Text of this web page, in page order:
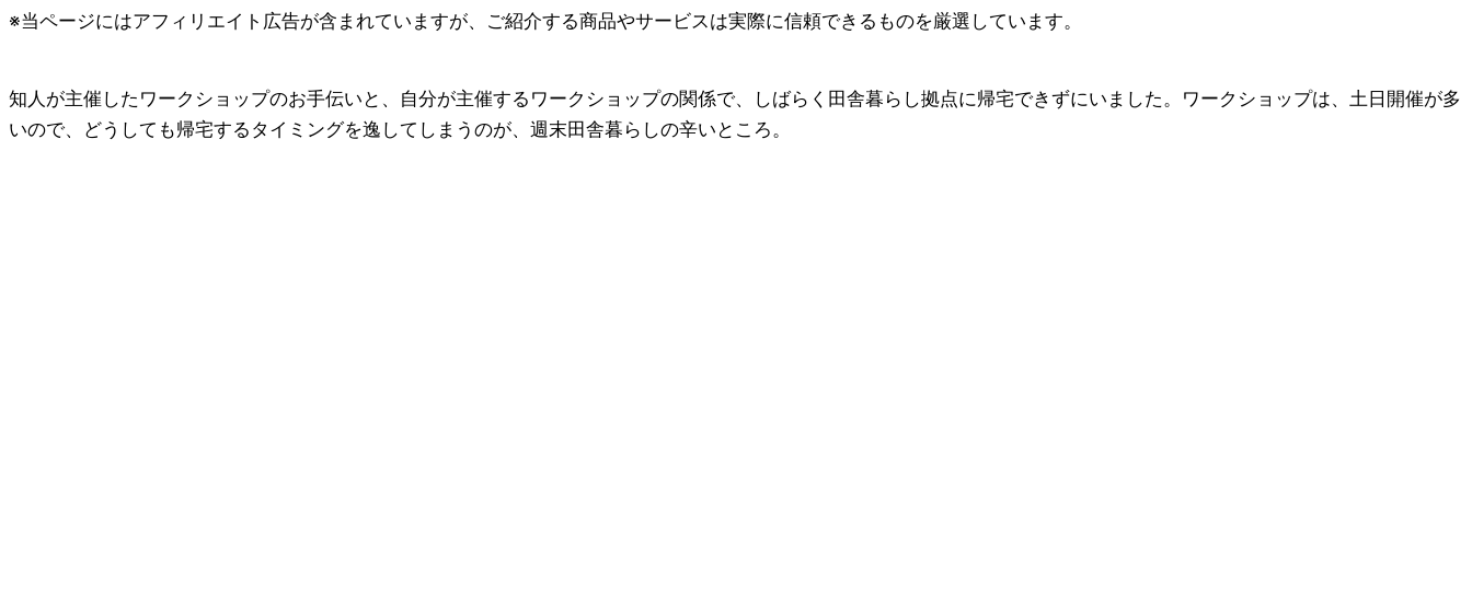
※当ページにはアフィリエイト広告が含まれていますが、ご紹介する商品やサービスは実際に信頼できるものを厳選しています。
知人が主催したワークショップのお手伝いと、自分が主催するワークショップの関係で、しばらく田舎暮らし拠点に帰宅できずにいました。ワークショップは、土日開催が多
いので、どうしても帰宅するタイミングを逸してしまうのが、週末田舎暮らしの辛いところ。